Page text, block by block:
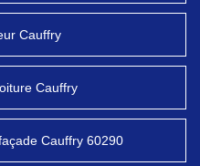
Cauffry
Cauffry
Cauffry 60290